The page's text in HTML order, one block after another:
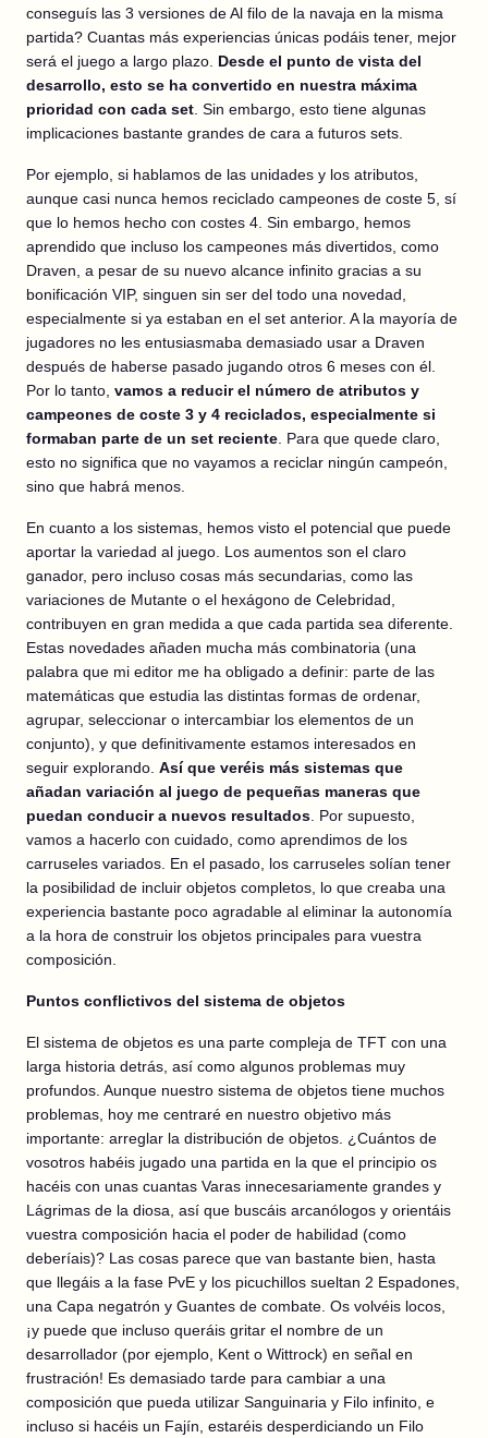
conseguís las 3 versiones de Al filo de la navaja en la misma
partida? Cuantas más experiencias únicas podáis tener, mejor
será el juego a largo plazo. Desde el punto de vista del
desarrollo, esto se ha convertido en nuestra máxima
prioridad con cada set. Sin embargo, esto tiene algunas
implicaciones bastante grandes de cara a futuros sets.
Por ejemplo, si hablamos de las unidades y los atributos,
aunque casi nunca hemos reciclado campeones de coste 5, sí
que lo hemos hecho con costes 4. Sin embargo, hemos
aprendido que incluso los campeones más divertidos, como
Draven, a pesar de su nuevo alcance infinito gracias a su
bonificación VIP, singuen sin ser del todo una novedad,
especialmente si ya estaban en el set anterior. A la mayoría de
jugadores no les entusiasmaba demasiado usar a Draven
después de haberse pasado jugando otros 6 meses con él.
Por lo tanto, vamos a reducir el número de atributos y
campeones de coste 3 y 4 reciclados, especialmente si
formaban parte de un set reciente. Para que quede claro,
esto no significa que no vayamos a reciclar ningún campeón,
sino que habrá menos.
En cuanto a los sistemas, hemos visto el potencial que puede
aportar la variedad al juego. Los aumentos son el claro
ganador, pero incluso cosas más secundarias, como las
variaciones de Mutante o el hexágono de Celebridad,
contribuyen en gran medida a que cada partida sea diferente.
Estas novedades añaden mucha más combinatoria (una
palabra que mi editor me ha obligado a definir: parte de las
matemáticas que estudia las distintas formas de ordenar,
agrupar, seleccionar o intercambiar los elementos de un
conjunto), y que definitivamente estamos interesados en
seguir explorando. Así que veréis más sistemas que
añadan variación al juego de pequeñas maneras que
puedan conducir a nuevos resultados. Por supuesto,
vamos a hacerlo con cuidado, como aprendimos de los
carruseles variados. En el pasado, los carruseles solían tener
la posibilidad de incluir objetos completos, lo que creaba una
experiencia bastante poco agradable al eliminar la autonomía
a la hora de construir los objetos principales para vuestra
composición.
Puntos conflictivos del sistema de objetos
El sistema de objetos es una parte compleja de TFT con una
larga historia detrás, así como algunos problemas muy
profundos. Aunque nuestro sistema de objetos tiene muchos
problemas, hoy me centraré en nuestro objetivo más
importante: arreglar la distribución de objetos. ¿Cuántos de
vosotros habéis jugado una partida en la que el principio os
hacéis con unas cuantas Varas innecesariamente grandes y
Lágrimas de la diosa, así que buscáis arcanólogos y orientáis
vuestra composición hacia el poder de habilidad (como
deberíais)? Las cosas parece que van bastante bien, hasta
que llegáis a la fase PvE y los picuchillos sueltan 2 Espadones,
una Capa negatrón y Guantes de combate. Os volvéis locos,
¡y puede que incluso queráis gritar el nombre de un
desarrollador (por ejemplo, Kent o Wittrock) en señal en
frustración! Es demasiado tarde para cambiar a una
composición que pueda utilizar Sanguinaria y Filo infinito, e
incluso si hacéis un Fajín, estaréis desperdiciando un Filo